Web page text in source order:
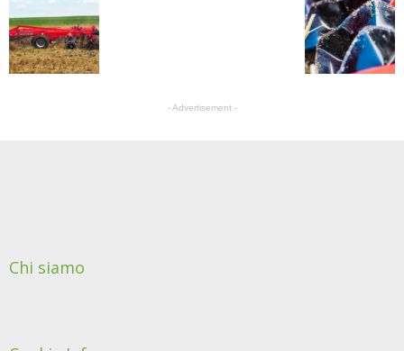
- Advertisement -
Chi siamo